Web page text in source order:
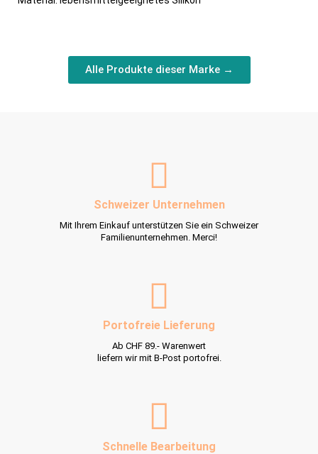
Alle Produkte dieser Marke →
Schweizer Unternehmen
Mit Ihrem Einkauf unterstützen Sie ein Schweizer
Familienunternehmen. Merci!
Portofreie Lieferung
Ab CHF 89.- Warenwert
liefern wir mit B-Post portofrei.
Schnelle Bearbeitung